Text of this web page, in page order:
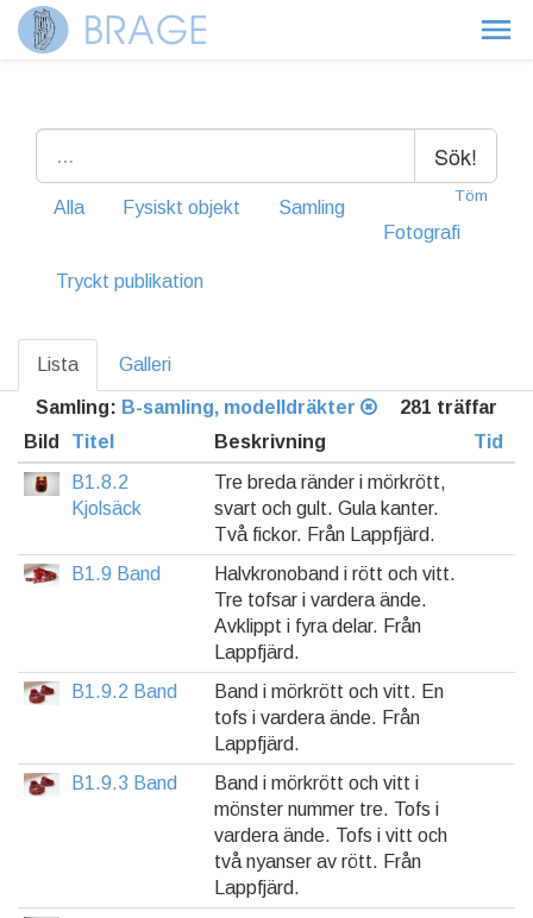
Sök!
Töm
Alla Fysiskt objekt
Samling
Fotografi
Tryckt publikation
Lista Galleri
Samling: B-samling, modelldräkter
281 träffar
Bild
Titel Beskrivning
Tid
B1.8.2
Kjolsäck
Tre breda ränder i mörkrött,
svart och gult. Gula kanter.
Två fickor. Från Lappfjärd.
B1.9 Band
Halvkronoband i rött och vitt.
Tre tofsar i vardera ände.
Avklippt i fyra delar. Från
Lappfjärd.
B1.9.2 Band
Band i mörkrött och vitt. En
tofs i vardera ände. Från
Lappfjärd.
B1.9.3 Band
Band i mörkrött och vitt i
mönster nummer tre. Tofs i
vardera ände. Tofs i vitt och
två nyanser av rött. Från
Lappfjärd.